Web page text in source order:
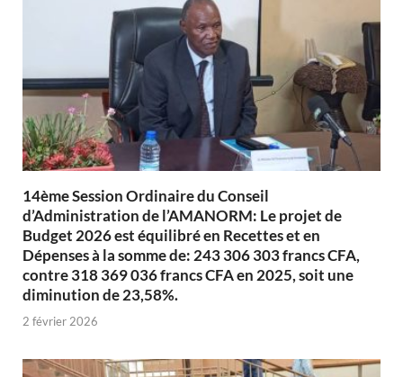
14ème Session Ordinaire du Conseil
d’Administration de l’AMANORM: Le projet de
Budget 2026 est équilibré en Recettes et en
Dépenses à la somme de: 243 306 303 francs CFA,
contre 318 369 036 francs CFA en 2025, soit une
diminution de 23,58%.
2 février 2026